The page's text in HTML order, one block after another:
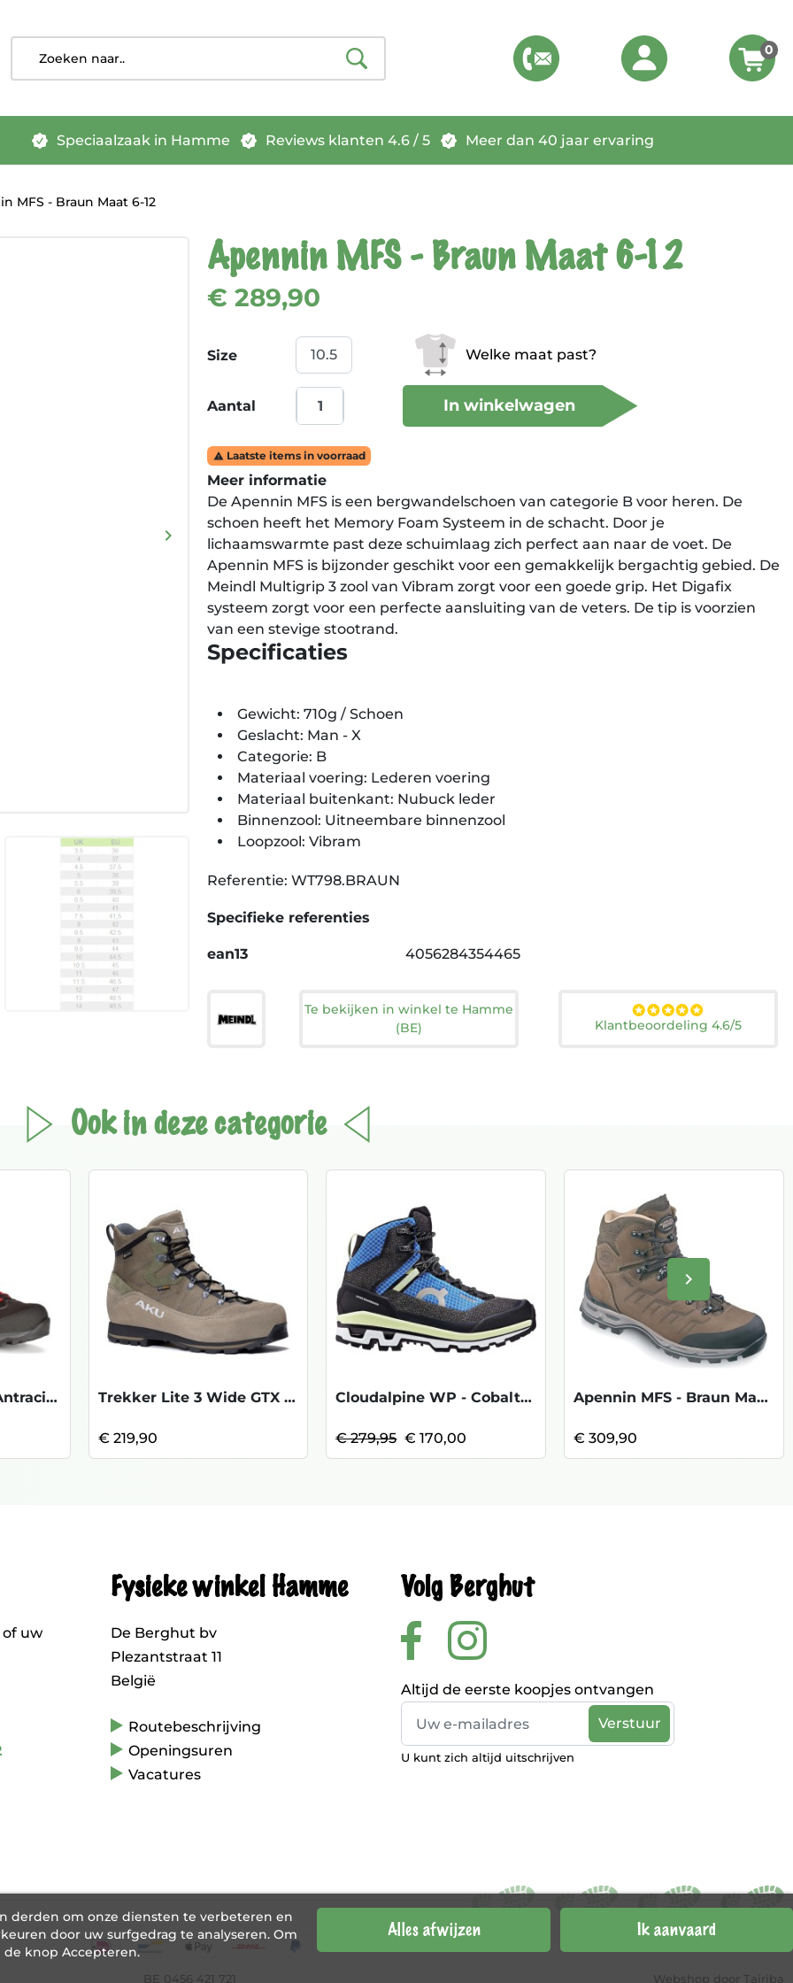
0
Speciaalzaak in Hamme Reviews klanten 4.6 / 5 Meer dan 40 jaar ervaring
MFS - Braun Maat 6-12
Volgende
keyboard_arrow_right
Apennin MFS - Braun Maat 6-12
€ 289,90
Size Welke maat past?
Aantal In winkelwagen
 Laatste items in voorraad
Meer informatie
De Apennin MFS is een bergwandelschoen van categorie B voor heren. De
schoen heeft het Memory Foam Systeem in de schacht. Door je
lichaamswarmte past deze schuimlaag zich perfect aan naar de voet. De
Apennin MFS is bijzonder geschikt voor een gemakkelijk bergachtig gebied. De
Meindl Multigrip 3 zool van Vibram zorgt voor een goede grip. Het Digafix
systeem zorgt voor een perfecte aansluiting van de veters. De tip is voorzien
van een stevige stootrand.
Specificaties
Gewicht: 710g / Schoen
Geslacht: Man - X
Categorie: B
Materiaal voering: Lederen voering
Materiaal buitenkant: Nubuck leder
Binnenzool: Uitneembare binnenzool
Loopzool: Vibram
Referentie: WT798.BRAUN
Specifieke referenties
ean13 4056284354465
Te bekijken in winkel te Hamme
(BE)
Klantbeoordeling 4.6/5
Ook in deze categorie
Volgende
keyboard_arrow_right
Alterra GTX - Red Antracite Trekker Lite 3 Wide GTX - Brown/Green
€ 219,90
Cloudalpine WP - Cobalt Limelight KOOPJE
€ 279,95 € 170,00
Apennin MFS - Braun Maat 13
€ 309,90
of uw
Fysieke winkel Hamme
De Berghut bv
Plezantstraat 11
België
Routebeschrijving
Openingsuren
Vacatures
Volg Berghut
Altijd de eerste koopjes ontvangen
U kunt zich altijd uitschrijven
derden om onze diensten te verbeteren en
door uw surfgedrag te analyseren. Om
knop Accepteren.
Alles afwijzen Ik aanvaard
BE 0456 421 721 Webshop door Tajriba